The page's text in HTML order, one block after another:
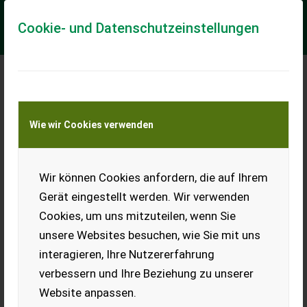
Cookie- und Datenschutzeinstellungen
Wie wir Cookies verwenden
Wir können Cookies anfordern, die auf Ihrem
Gerät eingestellt werden. Wir verwenden
Cookies, um uns mitzuteilen, wenn Sie
unsere Websites besuchen, wie Sie mit uns
interagieren, Ihre Nutzererfahrung
verbessern und Ihre Beziehung zu unserer
Website anpassen.
Meine Transportkostenanfrage
Transport von Land- und Baumaschinen –
KEINE Tiertransporte
Steyr T84
18er. Frostschaden ja-
jedoch dicht! Sonst guter
Zustand, Hydraulik hebt,
Starter startet, Lichtmaschine lädt. Original Oberlenker,
Zustand. Optimale Basis für Liebhaber zum Restaurieren oder
in der Patina belassen. Nummerngleiche Original Papiere,